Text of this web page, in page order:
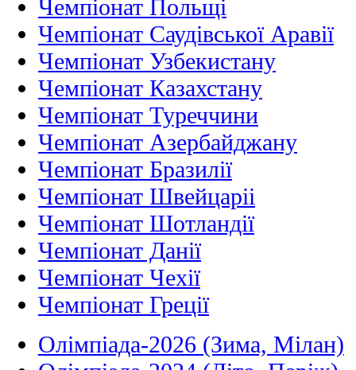
Чемпіонат Польщі
Чемпіонат Саудівської Аравії
Чемпіонат Узбекистану
Чемпіонат Казахстану
Чемпіонат Туреччини
Чемпіонат Азербайджану
Чемпіонат Бразилії
Чемпіонат Швейцаріі
Чемпіонат Шотландії
Чемпіонат Данії
Чемпіонат Чехії
Чемпіонат Греції
Олімпіада-2026 (Зима, Мілан)